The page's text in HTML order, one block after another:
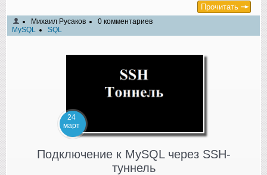
Прочитать
Михаил Русаков
0 комментариев
MySQL
SQL
24
март
Подключение к MySQL через SSH-
туннель